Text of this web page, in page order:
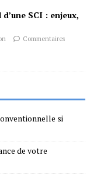
SCI : enjeux,
Commentaires
si
de votre